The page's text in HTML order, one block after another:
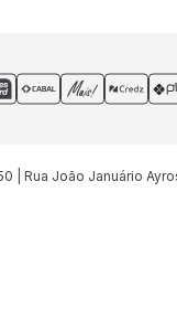
| Rua João Januário